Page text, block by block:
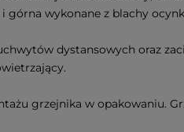
wykonane z blachy
dystansowych oraz
grzejnika w opakowaniu.